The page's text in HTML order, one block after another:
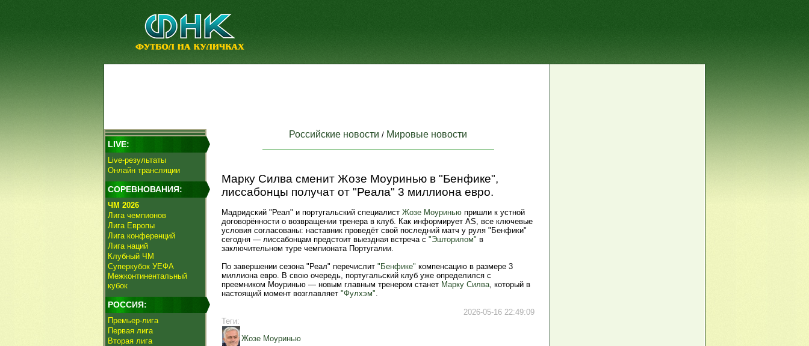
LIVE:
Live-результаты
Онлайн трансляции
СОРЕВНОВАНИЯ:
ЧМ 2026
Лига чемпионов
Лига Европы
Лига конференций
Лига наций
Клубный ЧМ
Суперкубок УЕФА
Межконтинентальный
кубок
РОССИЯ:
Премьер-лига
Первая лига
Вторая лига
Российские новости / Мировые новости
Марку Силва сменит Жозе Моуринью в "Бенфике",
лиссабонцы получат от "Реала" 3 миллиона евро.
Мадридский "Реал" и португальский специалист Жозе Моуринью пришли к устной
договорённости о возвращении тренера в клуб. Как информирует AS, все ключевые
условия согласованы: наставник проведёт свой последний матч у руля "Бенфики"
сегодня — лиссабонцам предстоит выездная встреча с "Эшторилом" в
заключительном туре чемпионата Португалии.
По завершении сезона "Реал" перечислит "Бенфике" компенсацию в размере 3
миллиона евро. В свою очередь, португальский клуб уже определился с
преемником Моуринью — новым главным тренером станет Марку Силва, который в
настоящий момент возглавляет "Фулхэм".
2026-05-16 22:49:09
Теги:
Жозе Моуринью